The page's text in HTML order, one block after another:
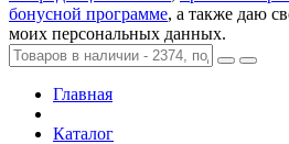
бонусной программе, а также даю
моих персональных данных.
Главная
Каталог